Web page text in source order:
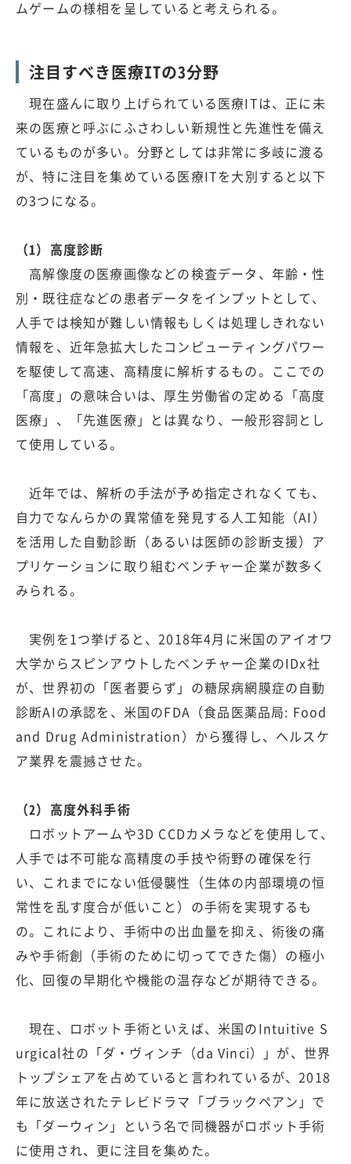
ムゲームの様相を呈していると考えられる。
注目すべき医療ITの3分野
現在盛んに取り上げられている医療ITは、正に未
来の医療と呼ぶにふさわしい新規性と先進性を備え
ているものが多い。分野としては非常に多岐に渡る
が、特に注目を集めている医療ITを大別すると以下
の3つになる。
（1）高度診断
高解像度の医療画像などの検査データ、年齢・性
別・既往症などの患者データをインプットとして、
人手では検知が難しい情報もしくは処理しきれない
情報を、近年急拡大したコンピューティングパワー
を駆使して高速、高精度に解析するもの。ここでの
「高度」の意味合いは、厚生労働省の定める「高度
医療」、「先進医療」とは異なり、一般形容詞とし
て使用している。
近年では、解析の手法が予め指定されなくても、
自力でなんらかの異常値を発見する人工知能（AI）
を活用した自動診断（あるいは医師の診断支援）ア
プリケーションに取り組むベンチャー企業が数多く
みられる。
実例を1つ挙げると、2018年4月に米国のアイオワ
大学からスピンアウトしたベンチャー企業のIDx社
が、世界初の「医者要らず」の糖尿病網膜症の自動
診断AIの承認を、米国のFDA（食品医薬品局: Food
and Drug Administration）から獲得し、ヘルスケ
ア業界を震撼させた。
（2）高度外科手術
ロボットアームや3D CCDカメラなどを使用して、
人手では不可能な高精度の手技や術野の確保を行
い、これまでにない低侵襲性（生体の内部環境の恒
常性を乱す度合が低いこと）の手術を実現するも
の。これにより、手術中の出血量を抑え、術後の痛
みや手術創（手術のために切ってできた傷）の極小
化、回復の早期化や機能の温存などが期待できる。
現在、ロボット手術といえば、米国のIntuitive S
urgical社の「ダ・ヴィンチ（da Vinci）」が、世界
トップシェアを占めていると言われているが、2018
年に放送されたテレビドラマ「ブラックペアン」で
も「ダーウィン」という名で同機器がロボット手術
に使用され、更に注目を集めた。